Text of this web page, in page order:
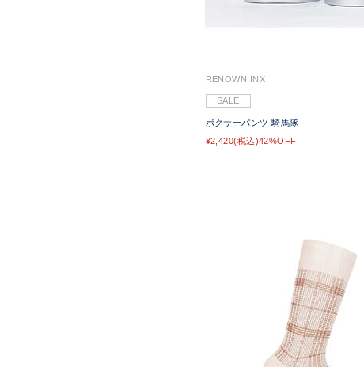
RENOWN INX
SALE
ボクサーパンツ 騎馬隊
¥2,420(税込)42%OFF